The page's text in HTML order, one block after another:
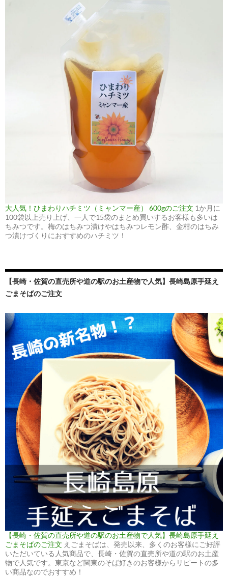
大人気！ひまわりハチミツ（ミャンマー産） 600gのご注文 1か月に
100袋以上売り上げ、一人で15袋のまとめ買いするお客様も多いは
ちみつです。梅のはちみつ漬けやはちみつレモン酢、金柑のはちみ
つ漬けづくりにおすすめのハチミツ！
【長崎・佐賀の直売所や道の駅のお土産物で人気】長崎島原手延え
ごまそばのご注文
【長崎・佐賀の直売所や道の駅のお土産物で人気】長崎島原手延え
ごまそばのご注文 えごまそばは、発売以来、多くのお客様にご好評
いただいている人気商品で、長崎・佐賀の直売所や道の駅のお土産
物で人気です。東京など関東のそば好きのお客様からリピートの多
い商品なのでおすすめ！